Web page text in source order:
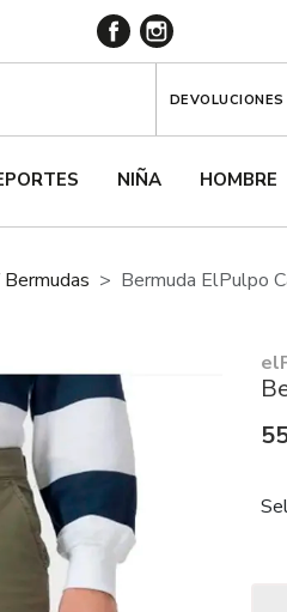
NIÑA HOMBRE
DEVOLUCIONES
Bermuda ElPulpo